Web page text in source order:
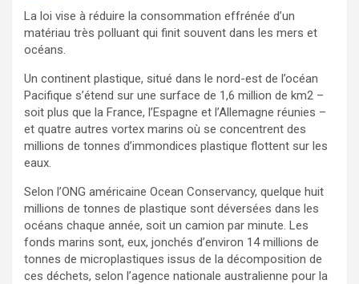
La loi vise à réduire la consommation effrénée d’un
matériau très polluant qui finit souvent dans les mers et
océans.
Un continent plastique, situé dans le nord-est de l’océan
Pacifique s’étend sur une surface de 1,6 million de km2 –
soit plus que la France, l’Espagne et l’Allemagne réunies –
et quatre autres vortex marins où se concentrent des
millions de tonnes d’immondices plastique flottent sur les
eaux.
Selon l’ONG américaine Ocean Conservancy, quelque huit
millions de tonnes de plastique sont déversées dans les
océans chaque année, soit un camion par minute. Les
fonds marins sont, eux, jonchés d’environ 14 millions de
tonnes de microplastiques issus de la décomposition de
ces déchets, selon l’agence nationale australienne pour la